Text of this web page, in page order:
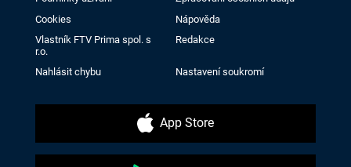
Cookies
Nápověda
Vlastník FTV Prima spol. s
r.o.
Redakce
Nahlásit chybu Nastavení soukromí
App Store